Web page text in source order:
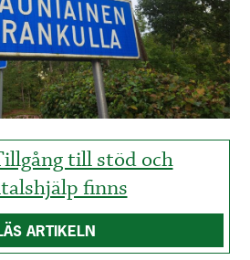
KULTUR
ALLMÄN
FÖR
till stöd och
finns
ARTIKELN